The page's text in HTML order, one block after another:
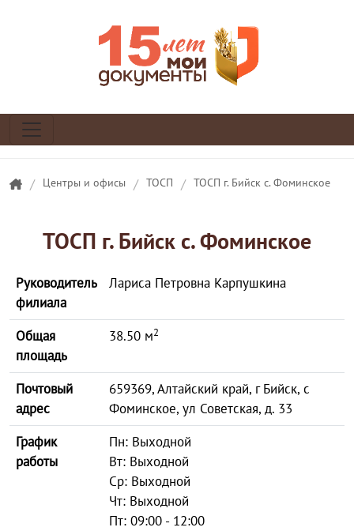
/ Центры и офисы / ТОСП / ТОСП г. Бийск с. Фоминское
ТОСП г. Бийск с. Фоминское
Руководитель
филиала
Лариса Петровна Карпушкина
Общая
площадь
38.50 м2
Почтовый
адрес
659369, Алтайский край, г Бийск, с
Фоминское, ул Советская, д. 33
График
работы
Пн: Выходной
Вт: Выходной
Ср: Выходной
Чт: Выходной
Пт: 09:00 - 12:00